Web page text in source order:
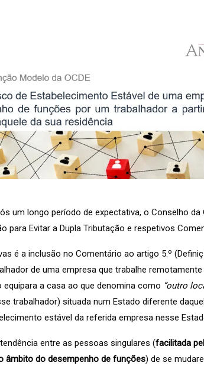
um longo período de expectativa, o Conselho da
para Evitar a Dupla Tributação e respetivos
é a inclusão no Comentário ao artigo 5.º
de uma empresa que trabalhe
a casa ao que denomina como “outro
trabalhador) situada num Estado diferente
estável da referida empresa nesse
entre as pessoas singulares (facilitada
âmbito do desempenho de funções) de se